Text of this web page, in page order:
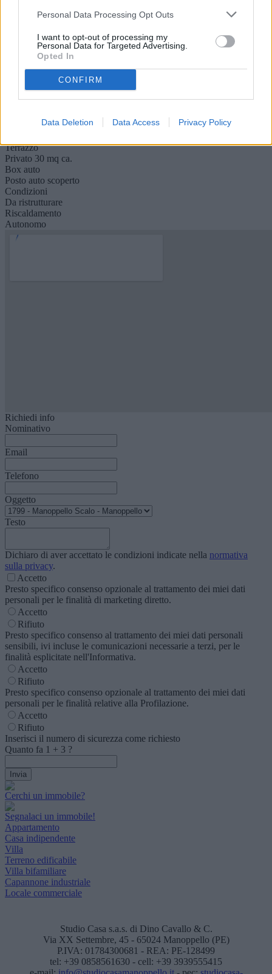
Personal Data Processing Opt Outs
I want to opt-out of processing my
Personal Data for Targeted Advertising.
Opted In
CONFIRM
Data Deletion Data Access Privacy Policy
Terrazzo
Privato 30 mq ca.
Box auto
Posto auto scoperto
Condizioni
Da ristrutturare
Riscaldamento
Autonomo
Richiedi info
Nominativo
Email
Telefono
Oggetto
Testo
Dichiaro di aver accettato le condizioni indicate nella normativa
sulla privacy.
Accetto
Presto specifico consenso opzionale al trattamento dei miei dati
personali per le finalità di marketing diretto.
Accetto
Rifiuto
Presto specifico consenso al trattamento dei miei dati personali
sensibili, ivi incluse le comunicazioni necessarie a terzi, per le
finalità esplicitate nell'Informativa.
Accetto
Rifiuto
Presto specifico consenso opzionale al trattamento dei miei dati
personali per le finalità relative alla Profilazione.
Accetto
Rifiuto
Inserisci il numero di sicurezza come richiesto
Quanto fa 1 + 3 ?
Cerchi un immobile?
Segnalaci un immobile!
Appartamento
Casa indipendente
Villa
Terreno edificabile
Villa bifamiliare
Capannone industriale
Locale commerciale
Studio Casa s.a.s. di Dino Cavallo & C.
Via XX Settembre, 45 - 65024 Manoppello (PE)
P.IVA: 01784300681 - REA: PE-128499
tel: +39 0858561630 - cell: +39 3939555415